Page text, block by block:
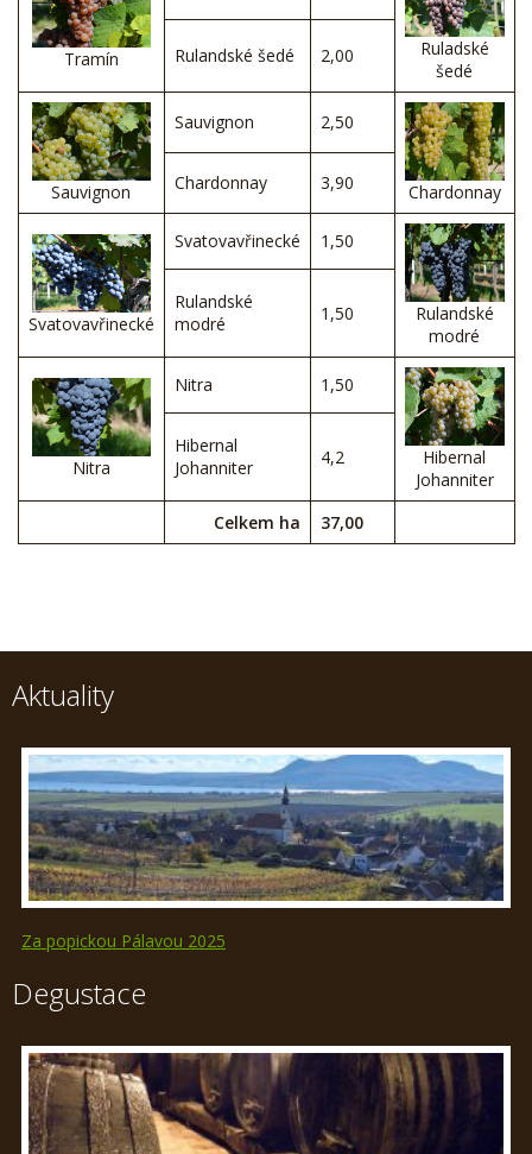
Tramín
Ruladské
šedé
Rulandské šedé 2,00
Sauvignon
Sauvignon 2,50
Chardonnay
Chardonnay 3,90
Svatovavřinecké
Svatovavřinecké 1,50
Rulandské
modré
Rulandské
modré
1,50
Nitra
Nitra 1,50
Hibernal
Johanniter
Hibernal
Johanniter
4,2
Celkem ha 37,00
Aktuality
Za popickou Pálavou 2025
Degustace